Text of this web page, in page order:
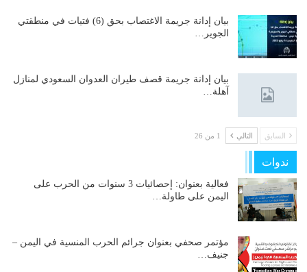
بيان إدانة جريمة الاغتصاب بحق (6) فتيات في منطقتي
الجوير…
بيان إدانة جريمة قصف طيران العدوان السعودي لمنازل
آهلة…
السابق التالي 1 من 26
ندوات
فعالية بعنوان: إحصائيات 3 سنوات من الحرب على
اليمن على طاولة…
مؤتمر صحفي بعنوان جرائم الحرب المنسية في اليمن –
جنيف…